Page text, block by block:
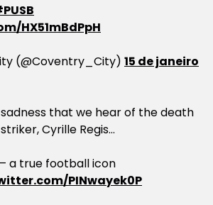
HX51mBdPpH
(@Coventry_City) 15 de janeiro
that we hear of the death
Cyrille Regis…
– a true football icon
PINwayek0P